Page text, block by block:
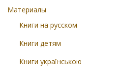
Материалы
Книги на русском
Книги детям
Книги українською